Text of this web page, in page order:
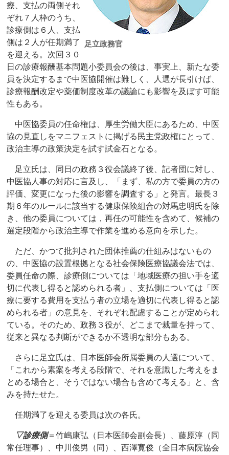
足立政務官
療、支払の両側それ
ぞれ７人枠のうち、
診療側は６人、支払
側は２人が任期満了
を迎える。次回３０
日の診療報酬基本問題小委員会の後は、事実上、新たな委
員を決定するまで中医協開催は難しく、人選が長引けば、
診療報酬改定や薬価制度改革の議論にも影響を及ぼす可能
性もある。
中医協委員の任命権は、厚生労働大臣にあるため、中医
協の見直しをマニフェストに掲げる民主党政権にとって、
政治主導の政策決定を試す試金石となる。
足立氏は、同日の政務３役会議終了後、記者団に対し、
中医協人事の対応に言及し、「まず、私の方で委員の方の
評価、変更になった後の影響を調査する」と発言。最長３
期６年のルールに該当する健康保険組合の対馬忠明氏を除
き、他の委員については，再任の可能性を含めて、候補の
選定段階から政治主導で作業を進める意向を示した。
ただ、かつて批判された団体推薦の仕組みはないもの
の、中医協の設置根拠となる社会保険医療協議会法では、
委員任命の際、診療側については「地域医療の担い手を適
切に代表し得ると認められる者」、支払側については「医
療に要する費用を支払う者の立場を適切に代表し得ると認
められる者」の意見を、それぞれ配慮することが定められ
ている。そのため、政務３役が、どこまで裁量を持って、
従来と異なる判断ができるか不透明な部分もある。
さらに足立氏は、日本医師会所属委員の人選について、
「これから素案を考える段階で、それを意識した考えをま
とめる場合と、そうではない場合も含めて考える」と、含
みを持たせた。
任期満了を迎える委員は次の各氏。
▽診療側＝竹嶋康弘（日本医師会副会長）、藤原淳（同
常任理事）、中川俊男（同）、西澤寛俊（全日本病院協会